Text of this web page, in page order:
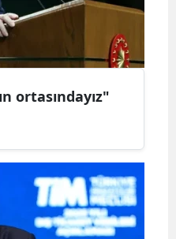
ortasındayız"